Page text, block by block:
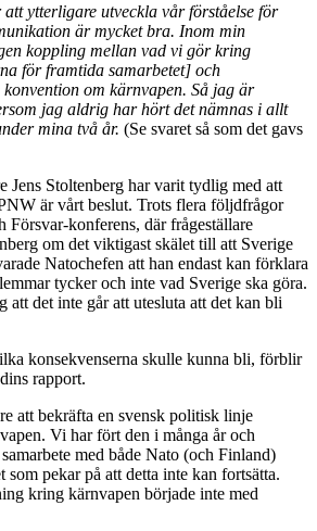
ytterligare utveckla vår förståelse för
är mycket bra. Inom min
koppling mellan vad vi gör kring
för framtida samarbetet] och
om kärnvapen. Så jag är
jag aldrig har hört det nämnas i allt
mina två år. (Se svaret så som det gavs
Jens Stoltenberg har varit tydlig med att
är vårt beslut. Trots flera följdfrågor
Försvar-konferens, där frågeställare
om det viktigast skälet till att Sverige
Natochefen att han endast kan förklara
tycker och inte vad Sverige ska göra.
att det inte går att utesluta att det kan bli
konsekvenserna skulle kunna bli, förblir
rapport.
att bekräfta en svensk politisk linje
Vi har fört den i många år och
med både Nato (och Finland)
pekar på att detta inte kan fortsätta.
kring kärnvapen började inte med